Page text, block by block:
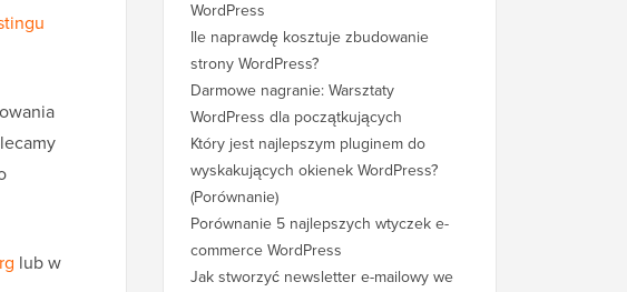
lub w
WordPress
Ile naprawdę kosztuje zbudowanie
strony WordPress?
Darmowe nagranie: Warsztaty
WordPress dla początkujących
Który jest najlepszym pluginem do
wyskakujących okienek WordPress?
(Porównanie)
Porównanie 5 najlepszych wtyczek e-
commerce WordPress
Jak stworzyć newsletter e-mailowy we